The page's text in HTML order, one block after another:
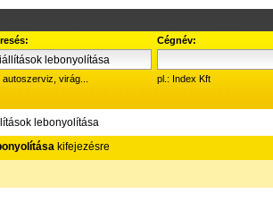
autoszerviz, virág...
Cégnév:
pl.: Index Kft
lebonyolítása
kifejezésre